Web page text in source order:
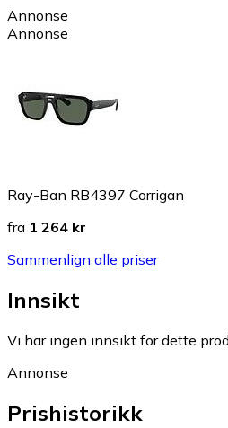
Annonse
Annonse
Ray-Ban RB4397 Corrigan
fra 1 264 kr
Sammenlign alle priser
Innsikt
Vi har ingen innsikt for dette
Annonse
Prishistorikk